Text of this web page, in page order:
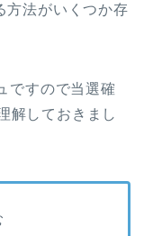
方法がいくつか存
ですので当選確
解しておきまし